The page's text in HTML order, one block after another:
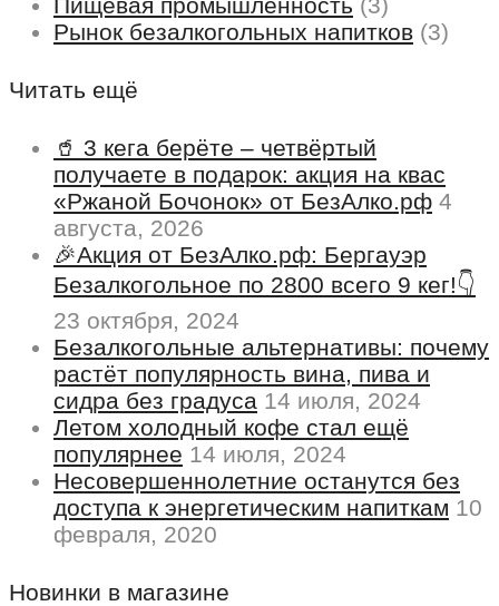
Пищевая промышленность (3)
Рынок безалкогольных напитков (3)
Читать ещё
🥤 3 кега берёте – четвёртый
получаете в подарок: акция на квас
«Ржаной Бочонок» от БезАлко.рф 4
августа, 2026
🎉Акция от БезАлко.рф: Бергауэр
Безалкогольное по 2800 всего 9 кег!👇
23 октября, 2024
Безалкогольные альтернативы: почему
растёт популярность вина, пива и
сидра без градуса 14 июля, 2024
Летом холодный кофе стал ещё
популярнее 14 июля, 2024
Несовершеннолетние останутся без
доступа к энергетическим напиткам 10
февраля, 2020
Новинки в магазине